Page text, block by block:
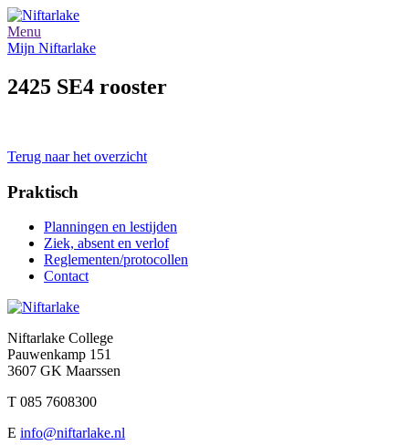
Menu
Mijn Niftarlake
2425 SE4 rooster
Terug naar het overzicht
Praktisch
Planningen en lestijden
Ziek, absent en verlof
Reglementen/protocollen
Contact
Niftarlake College
Pauwenkamp 151
3607 GK Maarssen
T 085 7608300
E info@niftarlake.nl